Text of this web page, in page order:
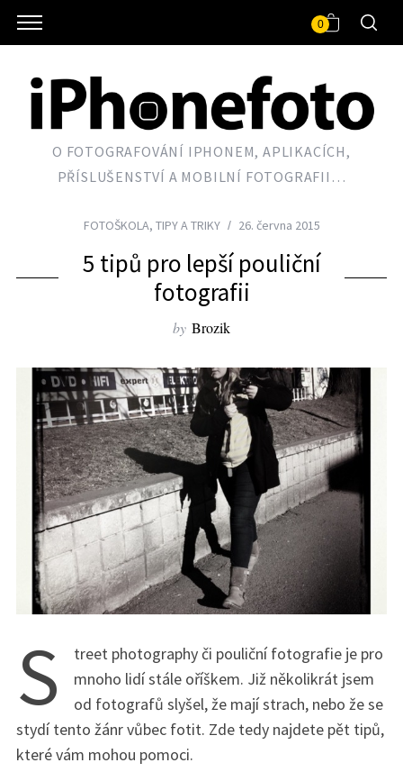
0
O FOTOGRAFOVÁNÍ IPHONEM, APLIKACÍCH,
PŘÍSLUŠENSTVÍ A MOBILNÍ FOTOGRAFII…
FOTOŠKOLA, TIPY A TRIKY 26. června 2015
5 tipů pro lepší pouliční
fotografii
by Brozik
S
treet photography či pouliční fotografie je pro
mnoho lidí stále oříškem. Již několikrát jsem
od fotografů slyšel, že mají strach, nebo že se
stydí tento žánr vůbec fotit. Zde tedy najdete pět tipů,
které vám mohou pomoci.